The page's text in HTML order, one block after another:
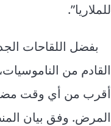
للملاريا”.
بفضل اللقاحات
القادم من
أقرب من أي وقت مضى
المرض. وفق بيان